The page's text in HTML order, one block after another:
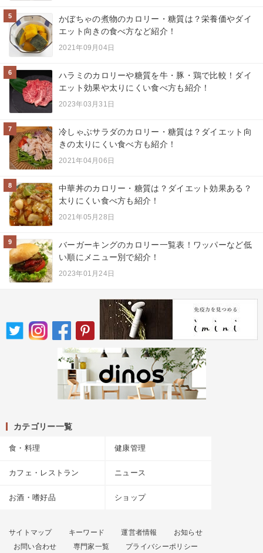
5
かぼちゃの煮物のカロリー・糖質は？栄養価やダイ
エット向きの食べ方など紹介！
2021年09月04日
6
ハラミのカロリーや糖質を牛・豚・鶏で比較！ダイ
エット効果や太りにくい食べ方も紹介！
2023年03月31日
7
冷しゃぶサラダのカロリー・糖質は？ダイエット向
きの太りにくい食べ方も紹介！
2021年04月06日
8
中華丼のカロリー・糖質は？ダイエット効果ある？
太りにくい食べ方も紹介！
2021年05月28日
9
バーガーキングのカロリー一覧表！ワッパーなど低
い順にメニュー別で紹介！
2023年01月24日
カテゴリー一覧
食・料理 健康管理
カフェ・レストラン ニュース
お酒・嗜好品 ショップ
サイトマップ キーワード 運営者情報
お知らせ
お問い合わせ
専門家一覧 プライバシーポリシー